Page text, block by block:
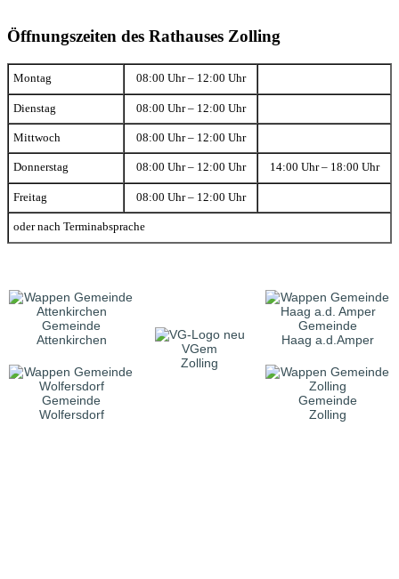
Öffnungszeiten des Rathauses Zolling
Montag 08:00 Uhr – 12:00 Uhr
Dienstag 08:00 Uhr – 12:00 Uhr
Mittwoch 08:00 Uhr – 12:00 Uhr
Donnerstag 08:00 Uhr – 12:00 Uhr 14:00 Uhr – 18:00 Uhr
Freitag 08:00 Uhr – 12:00 Uhr
oder nach Terminabsprache
Gemeinde
Attenkirchen
VGem
Zolling
Gemeinde
Haag a.d.Amper
Gemeinde
Wolfersdorf
Gemeinde
Zolling